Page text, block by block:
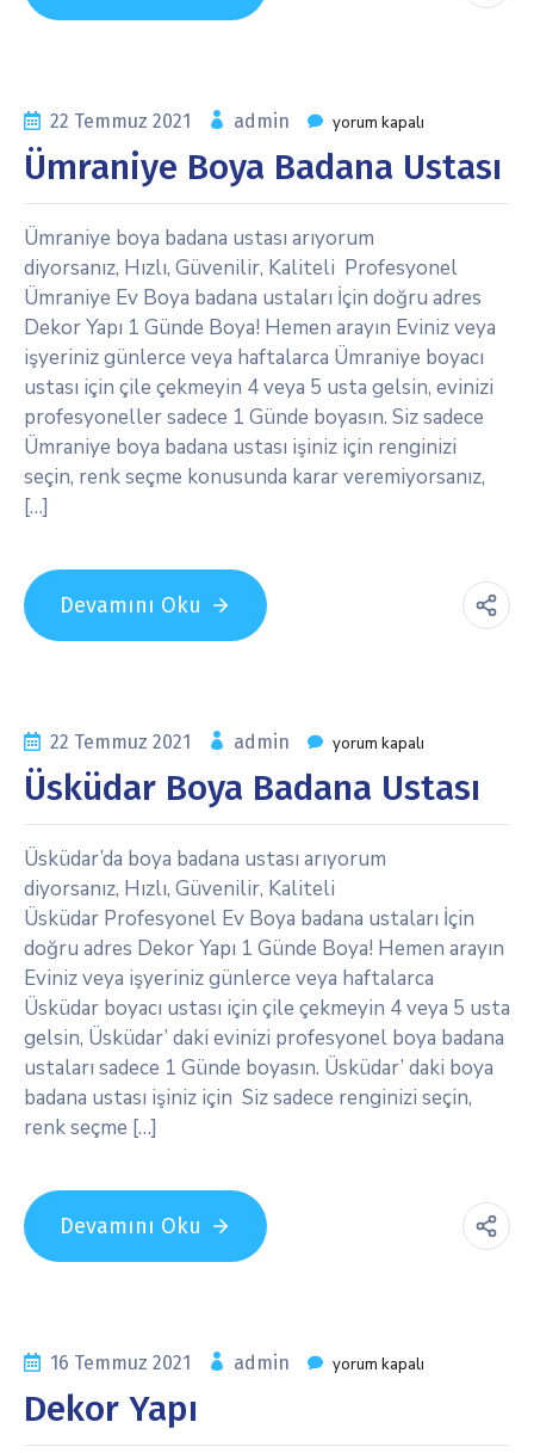
22 Temmuz 2021 admin yorum kapalı
Ümraniye Boya Badana Ustası
Ümraniye boya badana ustası arıyorum
diyorsanız, Hızlı, Güvenilir, Kaliteli Profesyonel
Ümraniye Ev Boya badana ustaları İçin doğru adres
Dekor Yapı 1 Günde Boya! Hemen arayın Eviniz veya
işyeriniz günlerce veya haftalarca Ümraniye boyacı
ustası için çile çekmeyin 4 veya 5 usta gelsin, evinizi
profesyoneller sadece 1 Günde boyasın. Siz sadece
Ümraniye boya badana ustası işiniz için renginizi
seçin, renk seçme konusunda karar veremiyorsanız,
[…]
Devamını Oku
22 Temmuz 2021 admin yorum kapalı
Üsküdar Boya Badana Ustası
Üsküdar’da boya badana ustası arıyorum
diyorsanız, Hızlı, Güvenilir, Kaliteli
Üsküdar Profesyonel Ev Boya badana ustaları İçin
doğru adres Dekor Yapı 1 Günde Boya! Hemen arayın
Eviniz veya işyeriniz günlerce veya haftalarca
Üsküdar boyacı ustası için çile çekmeyin 4 veya 5 usta
gelsin, Üsküdar’ daki evinizi profesyonel boya badana
ustaları sadece 1 Günde boyasın. Üsküdar’ daki boya
badana ustası işiniz için Siz sadece renginizi seçin,
renk seçme […]
Devamını Oku
16 Temmuz 2021 admin yorum kapalı
Dekor Yapı